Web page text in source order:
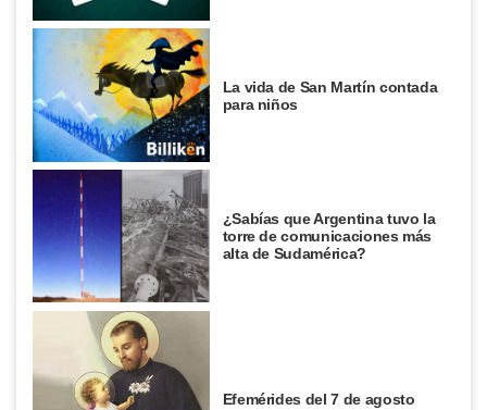
La vida de San Martín contada
para niños
¿Sabías que Argentina tuvo la
torre de comunicaciones más
alta de Sudamérica?
Efemérides del 7 de agosto